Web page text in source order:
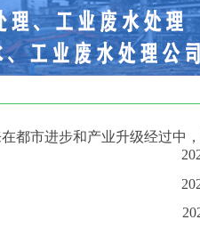
都市进步和产业升级经过中